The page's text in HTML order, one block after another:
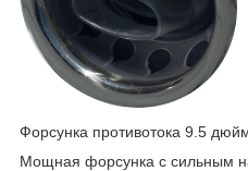
Форсунка противотока 9.5
Мощная форсунка с сильным